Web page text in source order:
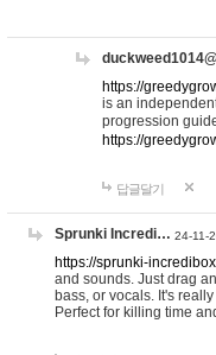
https://
is an
progression
https://
답글달기
Sprunki Incredi… 24-11-
https://sprunki-
and sounds. Just drag
bass, or vocals. It's
Perfect for killing time